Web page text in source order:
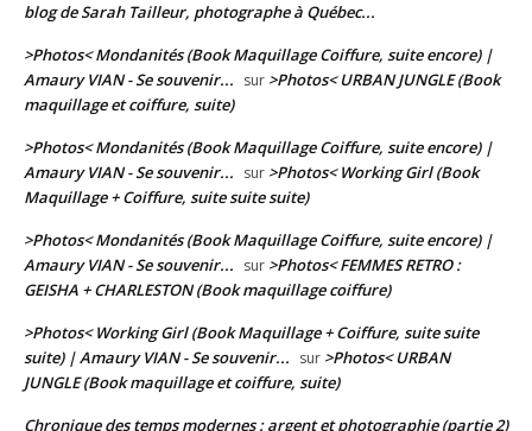
blog de Sarah Tailleur, photographe à Québec...
>Photos< Mondanités (Book Maquillage Coiffure, suite encore) |
Amaury VIAN - Se souvenir... sur >Photos< URBAN JUNGLE (Book
maquillage et coiffure, suite)
>Photos< Mondanités (Book Maquillage Coiffure, suite encore) |
Amaury VIAN - Se souvenir... sur >Photos< Working Girl (Book
Maquillage + Coiffure, suite suite suite)
>Photos< Mondanités (Book Maquillage Coiffure, suite encore) |
Amaury VIAN - Se souvenir... sur >Photos< FEMMES RETRO :
GEISHA + CHARLESTON (Book maquillage coiffure)
>Photos< Working Girl (Book Maquillage + Coiffure, suite suite
suite) | Amaury VIAN - Se souvenir... sur >Photos< URBAN
JUNGLE (Book maquillage et coiffure, suite)
Chronique des temps modernes : argent et photographie (partie 2)